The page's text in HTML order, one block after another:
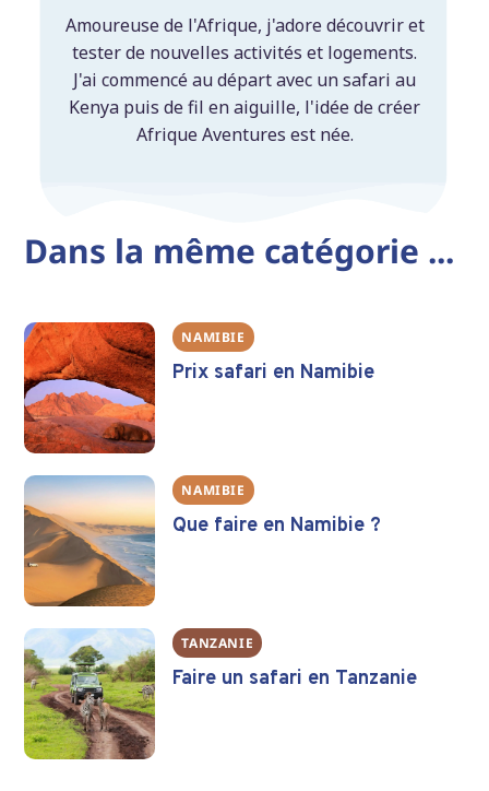
Amoureuse de l'Afrique, j'adore découvrir et
tester de nouvelles activités et logements.
J'ai commencé au départ avec un safari au
Kenya puis de fil en aiguille, l'idée de créer
Afrique Aventures est née.
Dans la même catégorie ...
NAMIBIE
Prix safari en Namibie
NAMIBIE
Que faire en Namibie ?
TANZANIE
Faire un safari en Tanzanie